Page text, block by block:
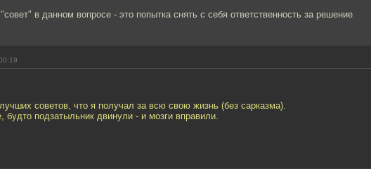
в данном вопросе - это попытка снять с себя ответственность за решение
советов, что я получал за всю свою жизнь (без сарказма).
подзатыльник двинули - и мозги вправили.